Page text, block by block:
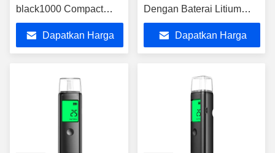
black1000 Compact
Home Breathalyzer
Tester
Dapatkan Harga
Dengan Baterai Litium
Terisi
Dapatkan Harga